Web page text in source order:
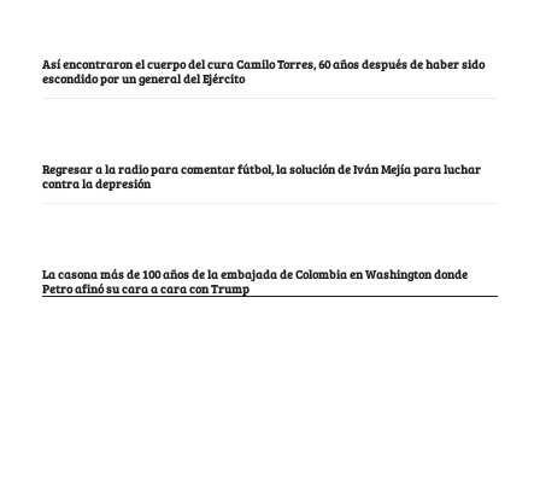
Así encontraron el cuerpo del cura Camilo Torres, 60 años después de haber sido
escondido por un general del Ejército
Regresar a la radio para comentar fútbol, la solución de Iván Mejía para luchar
contra la depresión
La casona más de 100 años de la embajada de Colombia en Washington donde
Petro afinó su cara a cara con Trump